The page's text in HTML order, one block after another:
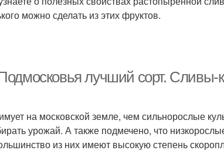
можно сделать из этих фруктов.
лучший сорт. Сливы-
на московской земле, чем сильнорослые
урожай. А также подмечено, что
из них имеют высокую степень